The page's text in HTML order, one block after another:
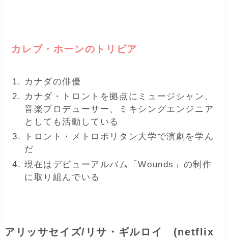
カレブ・ホーンのトリビア
カナダの俳優
カナダ・トロントを拠点にミュージシャン、
音楽プロデューサー、ミキシングエンジニア
としても活動している
トロント・メトロポリタン大学で演劇を学ん
だ
現在はデビューアルバム「Wounds」の制作
に取り組んでいる
アリッサセイズ/リサ・ギルロイ (netflix